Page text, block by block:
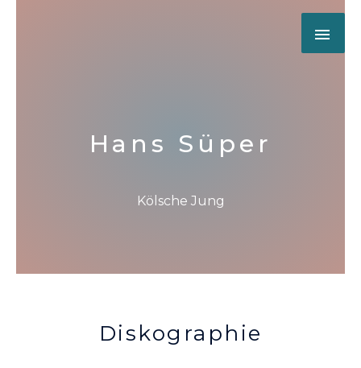
Hans Süper
Kölsche Jung
Diskographie